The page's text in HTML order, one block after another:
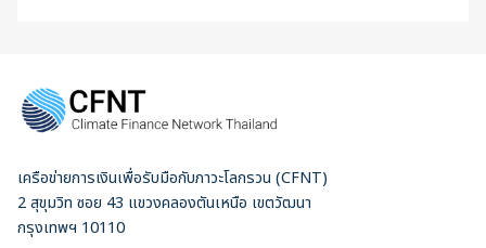
เครือข่ายการเงินเพื่อรับมือกับภาวะโลกรวน (CFNT)
2 สุขุมวิท ซอย 43 แขวงคลองตันเหนือ เขตวัฒนา
กรุงเทพฯ 10110